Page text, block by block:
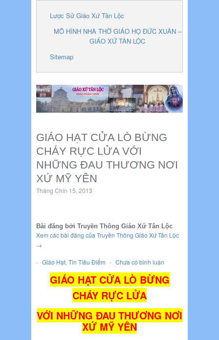
Lược Sử Giáo Xứ Tân Lộc
MÔ HÌNH NHÀ THỜ GIÁO HỌ ĐỨC XUÂN –
GIÁO XỨ TÂN LỘC
Sitemap
GIÁO HẠT CỬA LÒ BỪNG
CHÁY RỰC LỬA VỚI
NHỮNG ĐAU THƯƠNG NƠI
XỨ MỸ YÊN
Tháng Chín 15, 2013
Bài đăng bởi Truyền Thông Giáo Xứ Tân Lộc
Xem các bài đăng của Truyền Thông Giáo Xứ Tân Lộc
→
- Giáo Hạt, Tin Tiêu Điểm - Chưa có bình luận
GIÁO HẠT CỬA LÒ BỪNG
CHÁY RỰC LỬA
VỚI NHỮNG ĐAU THƯƠNG NƠI
XỨ MỸ YÊN